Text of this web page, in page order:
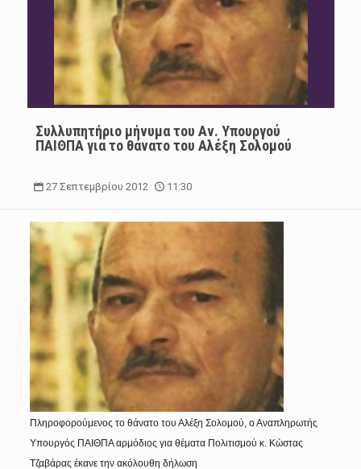
Συλλυπητήριο μήνυμα του Αν. Υπουργού
ΠAΙΘΠΑ για το θάνατο του Αλέξη Σολομού
27 Σεπτεμβρίου 2012 11:30
Πληροφορούμενος το θάνατο του Αλέξη Σολομού, ο Αναπληρωτής
Υπουργός ΠΑΙΘΠΑ αρμόδιος για θέματα Πολιτισμού κ. Κώστας
Τζαβάρας έκανε την ακόλουθη δήλωση